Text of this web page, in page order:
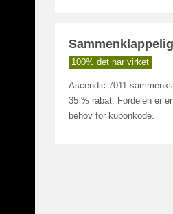
100% det har virket
Ascendic 7011
35 % rabat. Fordelen er
behov for kuponkode.